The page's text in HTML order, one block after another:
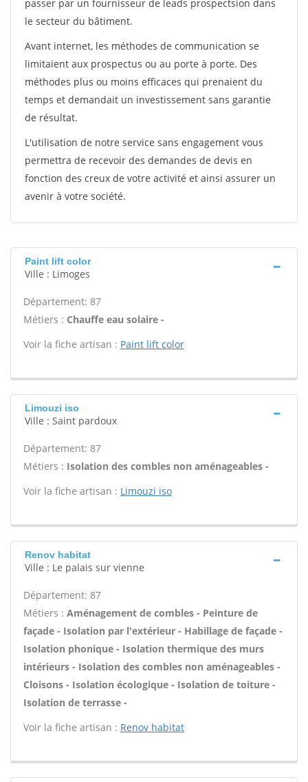
passer par un fournisseur de leads prospectsion dans
le secteur du bâtiment.
Avant internet, les méthodes de communication se
limitaient aux prospectus ou au porte à porte. Des
méthodes plus ou moins efficaces qui prenaient du
temps et demandait un investissement sans garantie
de résultat.
L'utilisation de notre service sans engagement vous
permettra de recevoir des demandes de devis en
fonction des creux de votre activité et ainsi assurer un
avenir à votre société.
Paint lift color
Ville : Limoges
Département: 87
Métiers : Chauffe eau solaire -
Voir la fiche artisan : Paint lift color
Limouzi iso
Ville : Saint pardoux
Département: 87
Métiers : Isolation des combles non aménageables -
Voir la fiche artisan : Limouzi iso
Renov habitat
Ville : Le palais sur vienne
Département: 87
Métiers : Aménagement de combles - Peinture de
façade - Isolation par l'extérieur - Habillage de façade -
Isolation phonique - Isolation thermique des murs
intérieurs - Isolation des combles non aménageables -
Cloisons - Isolation écologique - Isolation de toiture -
Isolation de terrasse -
Voir la fiche artisan : Renov habitat